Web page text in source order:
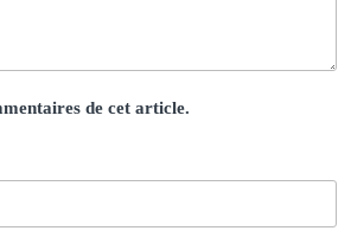
de cet article.